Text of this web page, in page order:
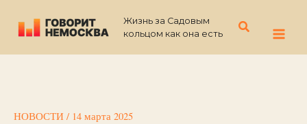
содержимому
Жизнь за Садовым
кольцом как она есть
Поиск
НОВОСТИ / 14 марта 2025